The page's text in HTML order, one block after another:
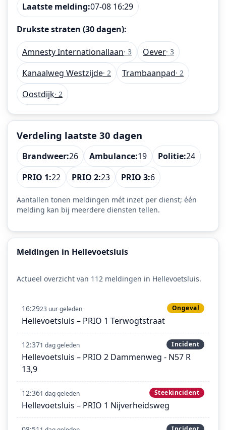
Laatste melding:07-08 16:29
Drukste straten (30 dagen):
Amnesty Internationallaan· 3 Oever· 3
Kanaalweg Westzijde· 2 Trambaanpad· 2
Oostdijk· 2
Verdeling laatste 30 dagen
Brandweer:26 Ambulance:19 Politie:24
PRIO 1:22 PRIO 2:23 PRIO 3:6
Aantallen tonen meldingen mét inzet per dienst; één
melding kan bij meerdere diensten tellen.
Meldingen in Hellevoetsluis
Actueel overzicht van 112 meldingen in Hellevoetsluis.
16:2923 uur geleden Ongeval
Hellevoetsluis – PRIO 1 Terwogtstraat
12:371 dag geleden Incident
Hellevoetsluis – PRIO 2 Dammenweg - N57 R
13,9
12:361 dag geleden Steekincident
Hellevoetsluis – PRIO 1 Nijverheidsweg